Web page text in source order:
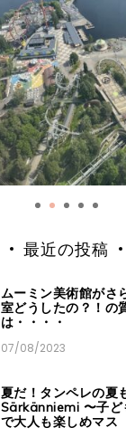
最近の投稿
ムーミン美術館がさ
室どうしたの？！の
は・・・・
07/08/2023
夏だ！タンペレの夏
Särkänniemi 〜子ど
で大人も楽しめマス